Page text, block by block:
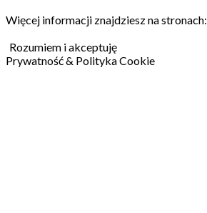
Więcej informacji znajdziesz na stronach:
Rozumiem i akceptuję
Prywatność & Polityka Cookie